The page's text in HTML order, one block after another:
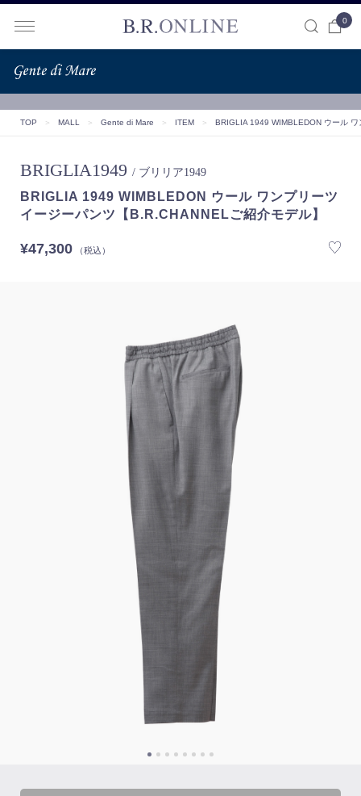
0
TOP ＞ MALL ＞ Gente di Mare ＞ ITEM ＞ BRIGLIA 1949 WIMBLEDON ウール
BRIGLIA1949 / ブリリア1949
BRIGLIA 1949 WIMBLEDON ウール ワンプリーツ
イージーパンツ【B.R.CHANNELご紹介モデル】
¥47,300（税込）